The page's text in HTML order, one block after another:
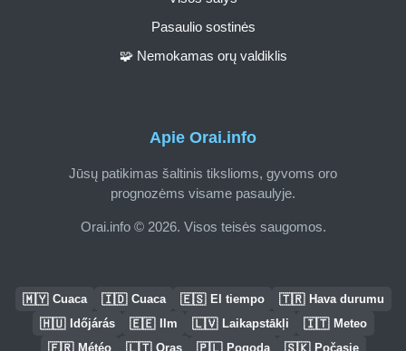
Apie Orai.info
Jūsų patikimas šaltinis tikslioms, gyvoms oro
prognozėms visame pasaulyje.
Orai.info © 2026. Visos teisės saugomos.
Pasaulio sostinės
🧩 Nemokamas orų valdiklis
🇲🇾 Cuaca 🇮🇩 Cuaca 🇪🇸 El tiempo 🇹🇷 Hava durumu
🇭🇺 Időjárás 🇪🇪 Ilm 🇱🇻 Laikapstākļi 🇮🇹 Meteo
🇫🇷 Météo 🇱🇹 Oras 🇵🇱 Pogoda 🇸🇰 Počasie